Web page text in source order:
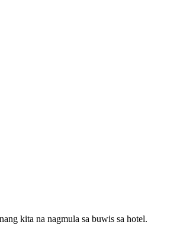
kita na nagmula sa buwis sa hotel.